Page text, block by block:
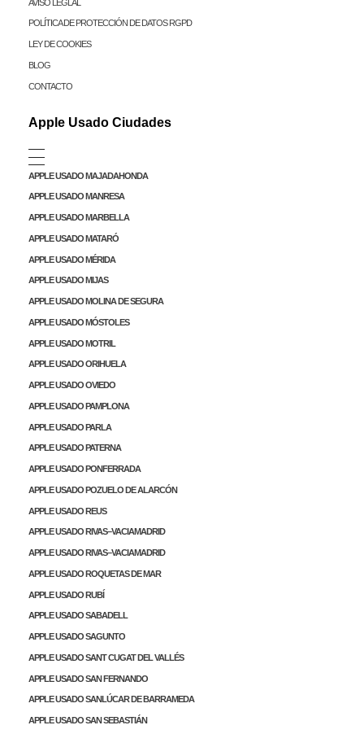
AVISO LEGLAL
POLÍTICA DE PROTECCIÓN DE DATOS RGPD
LEY DE COOKIES
BLOG
CONTACTO
Apple Usado Ciudades
APPLE USADO MAJADAHONDA
APPLE USADO MANRESA
APPLE USADO MARBELLA
APPLE USADO MATARÓ
APPLE USADO MÉRIDA
APPLE USADO MIJAS
APPLE USADO MOLINA DE SEGURA
APPLE USADO MÓSTOLES
APPLE USADO MOTRIL
APPLE USADO ORIHUELA
APPLE USADO OVIEDO
APPLE USADO PAMPLONA
APPLE USADO PARLA
APPLE USADO PATERNA
APPLE USADO PONFERRADA
APPLE USADO POZUELO DE ALARCÓN
APPLE USADO REUS
APPLE USADO RIVAS–VACIAMADRID
APPLE USADO RIVAS–VACIAMADRID
APPLE USADO ROQUETAS DE MAR
APPLE USADO RUBÍ
APPLE USADO SABADELL
APPLE USADO SAGUNTO
APPLE USADO SANT CUGAT DEL VALLÉS
APPLE USADO SAN FERNANDO
APPLE USADO SANLÚCAR DE BARRAMEDA
APPLE USADO SAN SEBASTIÁN